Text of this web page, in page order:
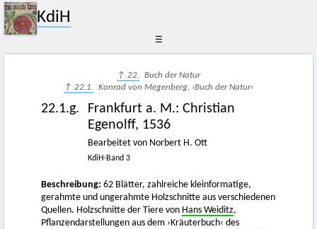
KdiH
☰
↑ 22. Buch der Natur
↑ 22.1. Konrad von Megenberg, ›Buch der Natur‹
22.1.g. Frankfurt a. M.: Christian
Egenolff, 1536
Bearbeitet von Norbert H. Ott
KdiH-Band 3
Beschreibung: 62 Blätter, zahlreiche kleinformatige,
gerahmte und ungerahmte Holzschnitte aus verschiedenen
Quellen. Holzschnitte der Tiere von Hans Weiditz,
Pflanzendarstellungen aus dem ›Kräuterbuch‹ des